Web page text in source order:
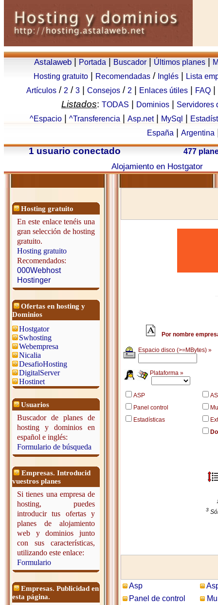
Astalaweb Portada Buscador Últimos planes
Hosting gratuito
Recomendadas / Inglés
Lista
Artículos / 2 / 3 Consejos / 2 Enlaces útiles FAQ
Listados: TODAS Dominios
Servidores
^Espacio
^Transferencia Asp.net| MySql
España
Argentina
1 usuario conectado
477
Alojamiento en Hostgator
Hosting gratuito
En este enlace tenéis una
gran selección de hosting
gratuito.
Hosting gratuito
Recomendados:
000Webhost
Hostinger
Ofertas en hosting y
Dominios
Hostgator
Swhosting
Webempresa
Nicalia
DesafioHosting
DigitalServer
Hostinet
Usuarios
Buscador de planes de
hosting y dominios en
español e inglés:
Formulario de búsqueda
Empresas. Introducid
vuestros planes
Si tienes una empresa de
hosting, puedes
introducir tus ofertas y
planes de alojamiento
web y dominios junto
con sus características,
utilizando este enlace:
Formulario
Empresas. Publicidad en
esta página.
Por nombre
Espacio disco (>=MBytes) »
Plataforma »
ASP
Panel control
Estadísticas
3
Asp
Panel de control